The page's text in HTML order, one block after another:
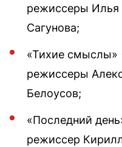
режиссеры Илья
Сагунова;
«Тихие смыслы»
режиссеры
Белоусов;
«Последний
режиссер